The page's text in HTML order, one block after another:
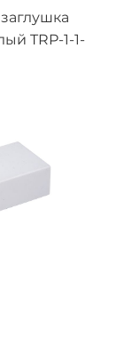
TRP-1-1-